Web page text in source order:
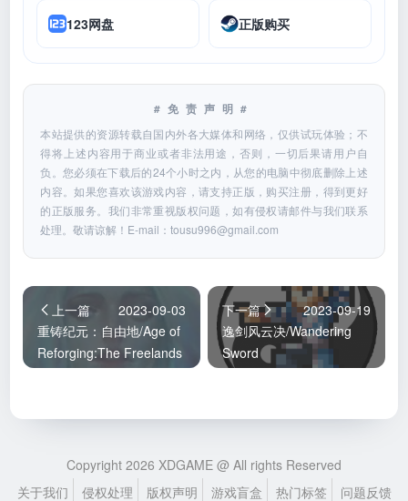
123网盘 正版购买
#免责声明#
本站提供的资源转载自国内外各大媒体和网络，仅供试玩体验；不
得将上述内容用于商业或者非法用途，否则，一切后果请用户自
负。您必须在下载后的24个小时之内，从您的电脑中彻底删除上述
内容。如果您喜欢该游戏内容，请支持正版，购买注册，得到更好
的正版服务。我们非常重视版权问题，如有侵权请邮件与我们联系
处理。敬请谅解！E-mail：tousu996@gmail.com
上一篇
2023-09-03
重铸纪元：自由地/Age of
Reforging:The Freelands
下一篇
2023-09-19
逸剑风云决/Wandering
Sword
Copyright 2026 XDGAME @ All rights Reserved
关于我们
侵权处理 版权声明 游戏盲盒 热门标签 问题反馈